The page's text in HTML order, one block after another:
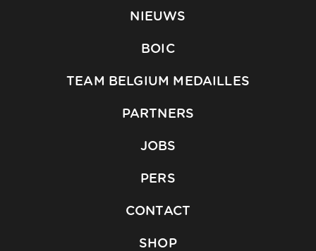
NIEUWS
BOIC
TEAM BELGIUM MEDAILLES
PARTNERS
JOBS
PERS
CONTACT
SHOP